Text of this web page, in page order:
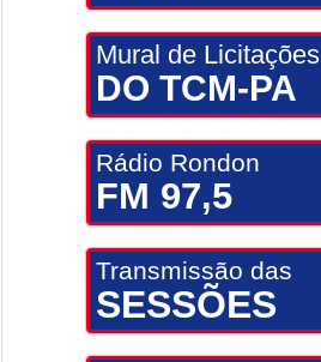
Mural de Licitações
DO TCM-PA
Rádio Rondon
FM 97,5
Transmissão das
SESSÕES